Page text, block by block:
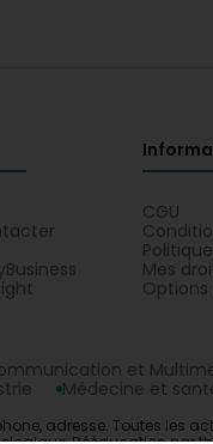
CGU
Mes
Options
et
Médecine et
adresse. Toutes les